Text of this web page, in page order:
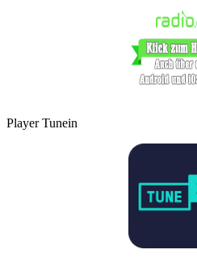
Player Tunein